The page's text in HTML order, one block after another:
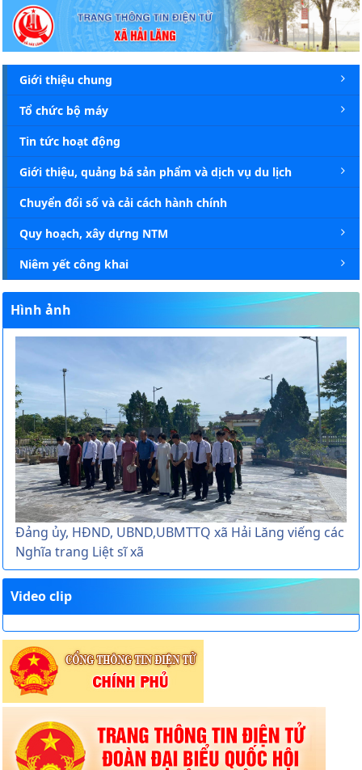
Chi tiết tin - Xã Hải Lăng
Giới thiệu chung
Tổ chức bộ máy
Tin tức hoạt động
Giới thiệu, quảng bá sản phẩm và dịch vụ du lịch
Chuyển đổi số và cải cách hành chính
Quy hoạch, xây dựng NTM
Niêm yết công khai
Hình ảnh
Đảng ủy, HĐND, UBND,UBMTTQ xã Hải Lăng viếng các
Nghĩa trang Liệt sĩ xã
Video clip